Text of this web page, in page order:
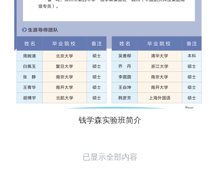
钱学森实验班简介
已显示全部内容